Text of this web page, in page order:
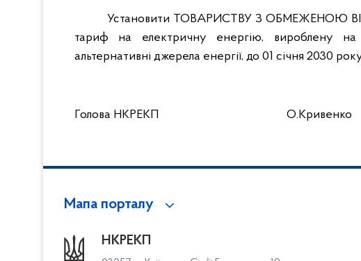
Установити ТОВАРИСТВУ З ОБМЕЖЕНОЮ
тариф на електричну енергію, вироблену на
альтернативні джерела енергії, до 01 січня 2030
Голова НКРЕКП О.Кривенко
Мапа порталу
НКРЕКП